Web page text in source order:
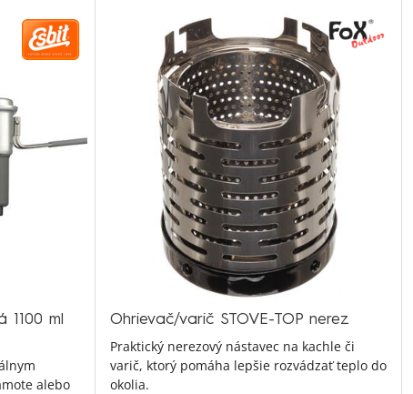
1100 ml
alebo
Ohrievač/varič STOVE-TOP nerez
Praktický nerezový nástavec na kachle či
varič, ktorý pomáha lepšie rozvádzať teplo do
okolia.